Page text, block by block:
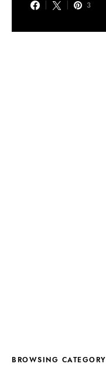
3
BROWSING CATEGORY